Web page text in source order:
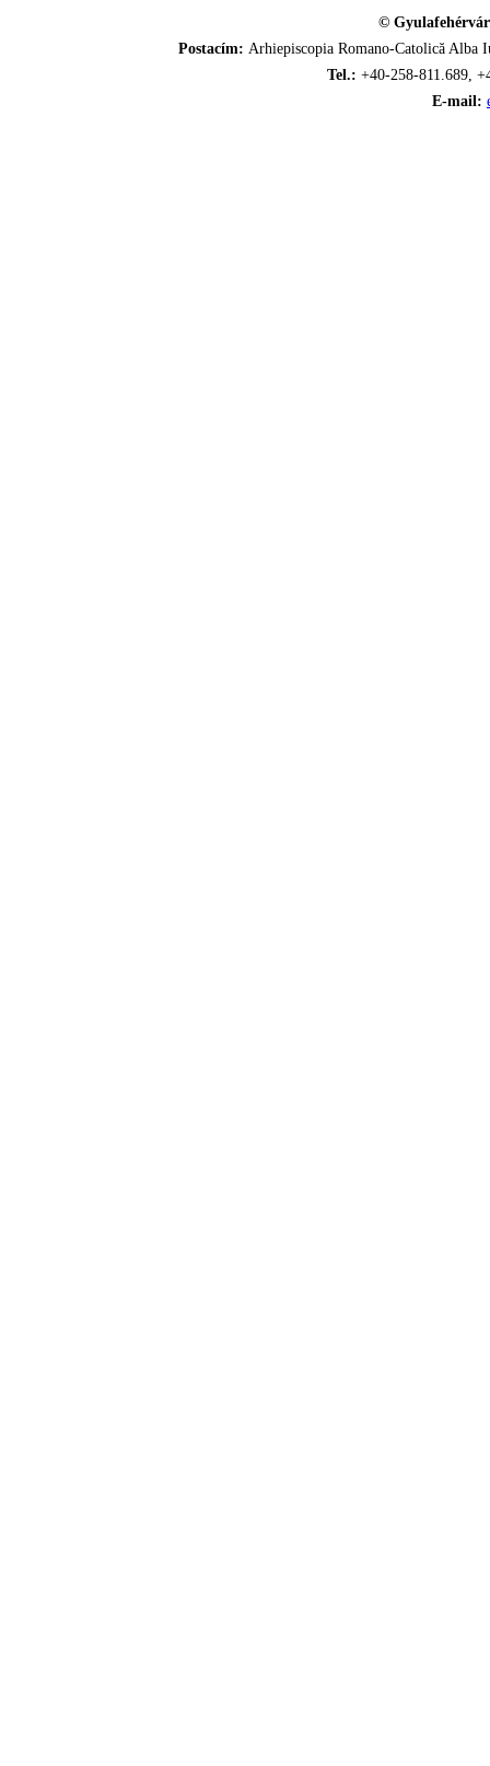
©
Postacím: Arhiepiscopia Romano-Catolică
Tel.: +40-258-811.689,
E-mail: